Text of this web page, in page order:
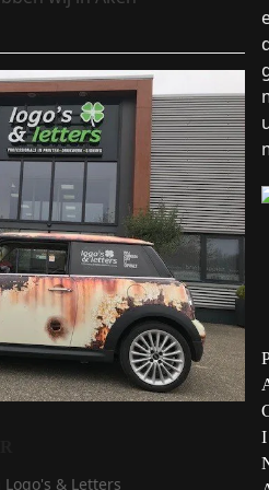
Logo's & Letters
I